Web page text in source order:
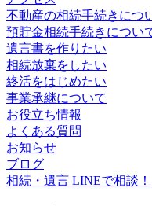
不動産の相続手続きにつ
預貯金相続手続きについ
遺言書を作りたい
相続放棄をしたい
終活をはじめたい
事業承継について
お役立ち情報
よくある質問
お知らせ
ブログ
相続・遺言 LINEで相談！